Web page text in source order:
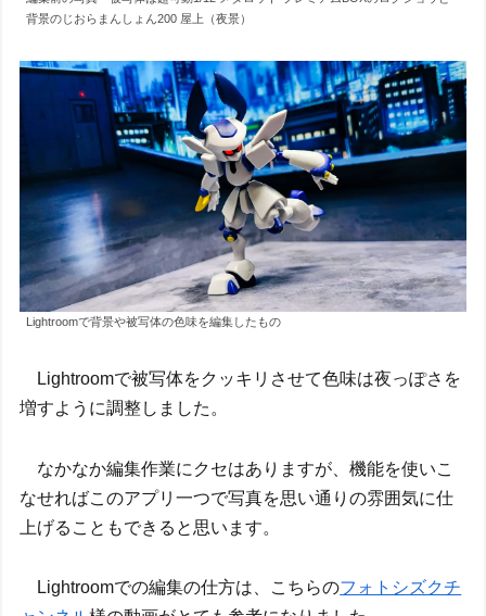
背景のじおらまんしょん200 屋上（夜景）
Lightroomで背景や被写体の色味を編集したもの
Lightroomで被写体をクッキリさせて色味は夜っぽさを
増すように調整しました。
なかなか編集作業にクセはありますが、機能を使いこ
なせればこのアプリ一つで写真を思い通りの雰囲気に仕
上げることもできると思います。
Lightroomでの編集の仕方は、こちらのフォトシズクチ